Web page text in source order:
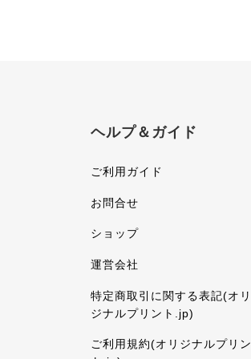
ヘルプ＆ガイド
ご利用ガイド
お問合せ
ショップ
運営会社
特定商取引に関する表記(オリ
ジナルプリント.jp)
ご利用規約(オリジナルプリン